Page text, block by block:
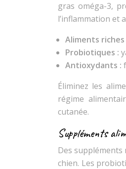
gras oméga-3,
l’inflammation et
Aliments riches
Probiotiques :
Antioxydants :
Éliminez les
régime
cutanée.
Suppléments
Des
chien. Les